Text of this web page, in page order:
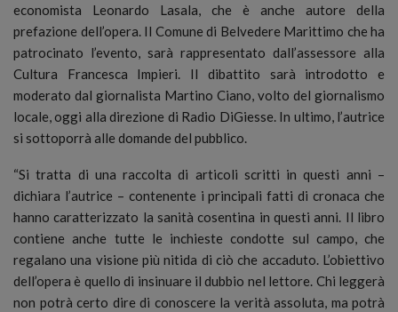
economista Leonardo Lasala, che è anche autore della
prefazione dell’opera. Il Comune di Belvedere Marittimo che ha
patrocinato l’evento, sarà rappresentato dall’assessore alla
Cultura Francesca Impieri. Il dibattito sarà introdotto e
moderato dal giornalista Martino Ciano, volto del giornalismo
locale, oggi alla direzione di Radio DiGiesse. In ultimo, l’autrice
si sottoporrà alle domande del pubblico.
“Si tratta di una raccolta di articoli scritti in questi anni –
dichiara l’autrice – contenente i principali fatti di cronaca che
hanno caratterizzato la sanità cosentina in questi anni. Il libro
contiene anche tutte le inchieste condotte sul campo, che
regalano una visione più nitida di ciò che accaduto. L’obiettivo
dell’opera è quello di insinuare il dubbio nel lettore. Chi leggerà
non potrà certo dire di conoscere la verità assoluta, ma potrà